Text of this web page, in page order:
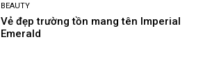
BEAUTY
Vẻ đẹp trường tồn mang tên Imperial
Emerald